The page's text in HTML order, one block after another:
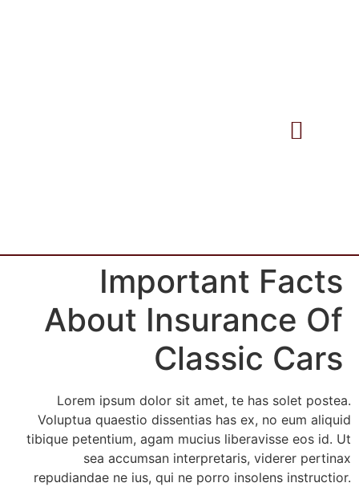
Important Facts
About Insurance Of
Classic Cars
Lorem ipsum dolor sit amet, te has solet postea.
Voluptua quaestio dissentias has ex, no eum aliquid
tibique petentium, agam mucius liberavisse eos id. Ut
sea accumsan interpretaris, viderer pertinax
repudiandae ne ius, qui ne porro insolens instructior.